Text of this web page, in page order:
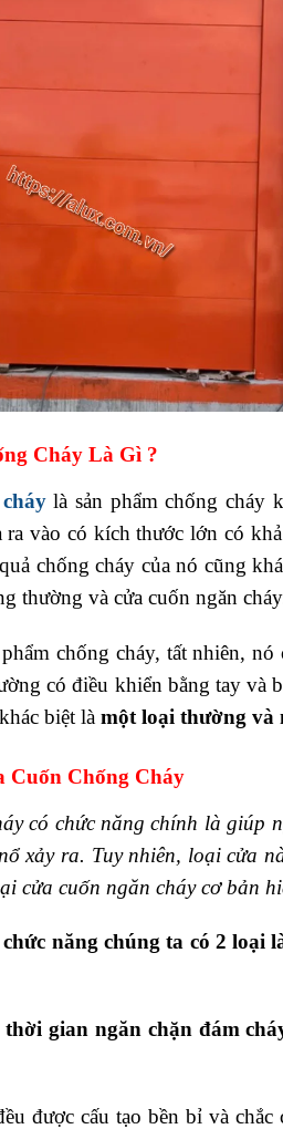
Cháy Là Gì ?
là sản phẩm chống cháy
ra vào có kích thước lớn có
chống cháy của nó cũng
thường và cửa cuốn ngăn
chống cháy, tất nhiên,
có điều khiển bằng tay và
biệt là một loại thường và
Cuốn Chống Cháy
có chức năng chính là giúp
xảy ra. Tuy nhiên, loại cửa
cửa cuốn ngăn cháy cơ bản
năng chúng ta có 2 loại
gian ngăn chặn đám
được cấu tạo bền bỉ và